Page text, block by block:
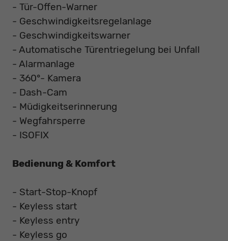
- Tür-Offen-Warner
- Geschwindigkeitsregelanlage
- Geschwindigkeitswarner
- Automatische Türentriegelung bei Unfall
- Alarmanlage
- 360°- Kamera
- Dash-Cam
- Müdigkeitserinnerung
- Wegfahrsperre
- ISOFIX
Bedienung & Komfort
- Start-Stop-Knopf
- Keyless start
- Keyless entry
- Keyless go